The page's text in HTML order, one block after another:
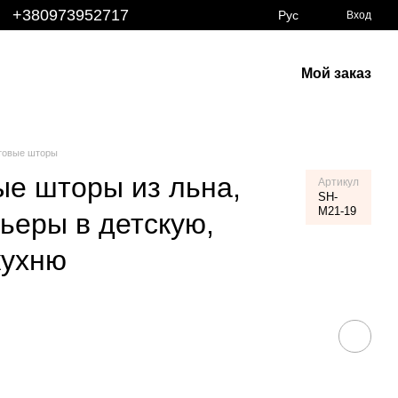
+380973952717 Рус Вход
Мой заказ
шторы
шторы из льна,
в детскую,
Артикул
SH-
M21-19